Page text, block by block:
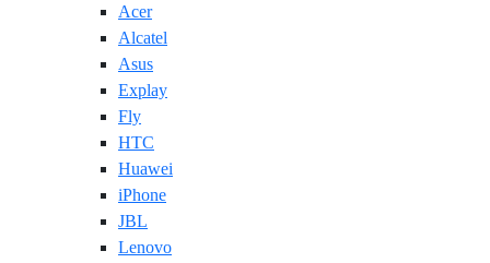
Acer
Alcatel
Asus
Explay
Fly
HTC
Huawei
iPhone
JBL
Lenovo